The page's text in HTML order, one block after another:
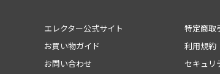
エレクター公式サイト
お買い物ガイド
お問い合わせ
特定商取
利用規約
セキュリ